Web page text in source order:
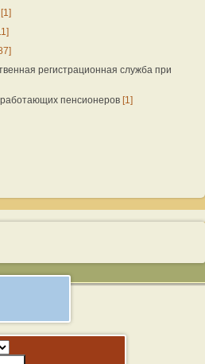
[1]
регистрационная служба при
пенсионеров [1]